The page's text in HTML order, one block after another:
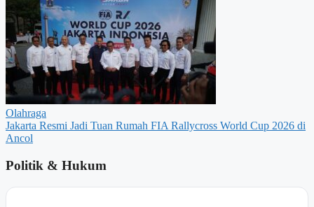
Olahraga
Jakarta Resmi Jadi Tuan Rumah FIA Rallycross World Cup 2026 di
Ancol
Politik & Hukum